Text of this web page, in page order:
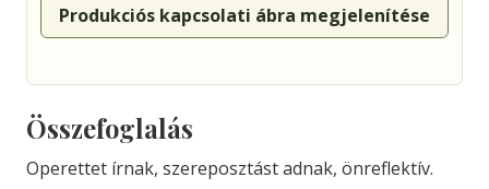
Produkciós kapcsolati ábra megjelenítése
Összefoglalás
Operettet írnak, szereposztást adnak, önreflektív.